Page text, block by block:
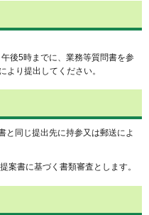
後5時までに、業務等質問書を参
より提出してください。
と同じ提出先に持参又は郵送によ
案書に基づく書類審査とします。